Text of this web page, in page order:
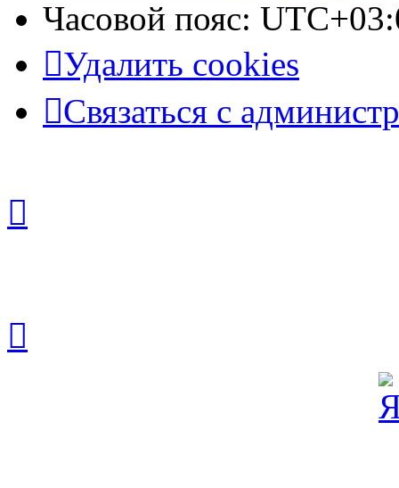
Часовой пояс:
Удалить cookies
Связаться с